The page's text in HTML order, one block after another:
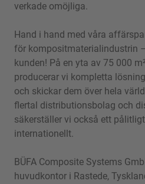
verkade omöjliga.
Hand i hand med våra
för kompositmaterialindustrin
kunden! På en yta av 75 000
producerar vi kompletta
och skickar dem över hela
flertal distributionsbolag och
säkerställer vi också ett
internationellt.
BÜFA Composite Systems
huvudkontor i Rastede,